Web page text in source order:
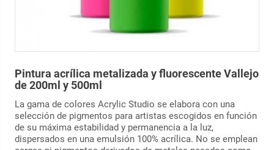
Pintura acrílica metalizada y fluorescente Vallejo
de 200ml y 500ml
La gama de colores Acrylic Studio se elabora con una
selección de pigmentos para artistas escogidos en función
de su máxima estabilidad y permanencia a la luz,
dispersados en una emulsión 100% acrílica. No se emplean